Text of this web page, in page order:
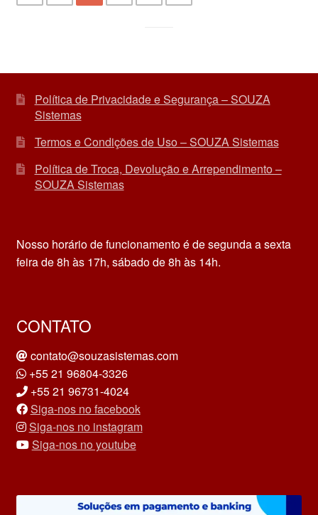
Política de Privacidade e Segurança – SOUZA
Sistemas
Termos e Condições de Uso – SOUZA Sistemas
Política de Troca, Devolução e Arrependimento –
SOUZA Sistemas
Nosso horário de funcionamento é de segunda a sexta
feira de 8h às 17h, sábado de 8h às 14h.
CONTATO
contato@souzasistemas.com
+55 21 96804-3326
+55 21 96731-4024
Siga-nos no facebook
Siga-nos no instagram
Siga-nos no youtube